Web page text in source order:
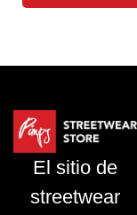
El sitio de
streetwear